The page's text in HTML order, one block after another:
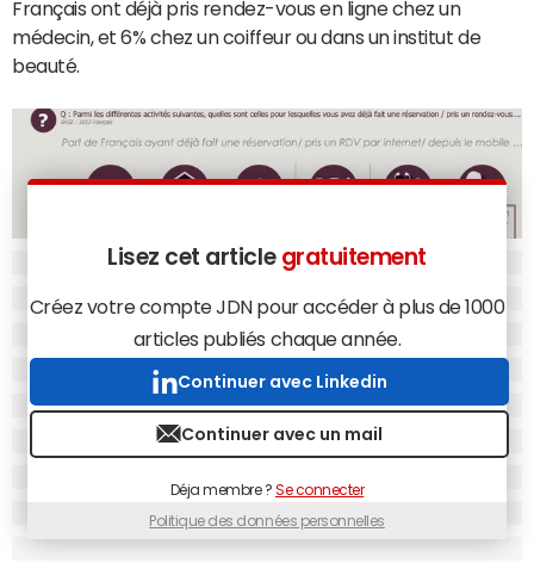
Français ont déjà pris rendez-vous en ligne chez un
médecin, et 6% chez un coiffeur ou dans un institut de
beauté.
Part de Français ayant déjà fait une réservation ou pris un RDV via
© OpinionWay
Les jeunes de 18 à 34 ans réservent plus sur mobile que les
autres tranches d'âge.
Lisez cet article gratuitement
Créez votre compte JDN pour accéder à plus de 1000
articles publiés chaque année.
Continuer avec Linkedin
Continuer avec un mail
Déja membre ?Se connecter
Politique des données personnelles